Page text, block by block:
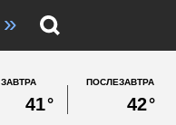
»
ЗАВТРА
41°
ПОСЛЕЗАВТРА
42°